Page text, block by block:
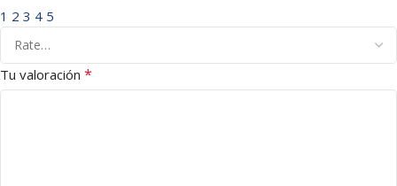
1 2 3 4 5
Tu valoración *